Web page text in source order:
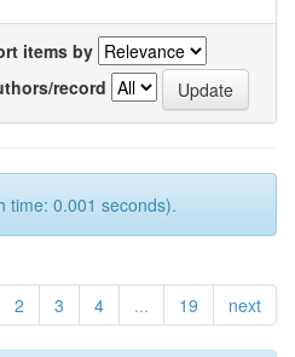
items by
record
time: 0.001 seconds).
2 3 4 ... 19 next